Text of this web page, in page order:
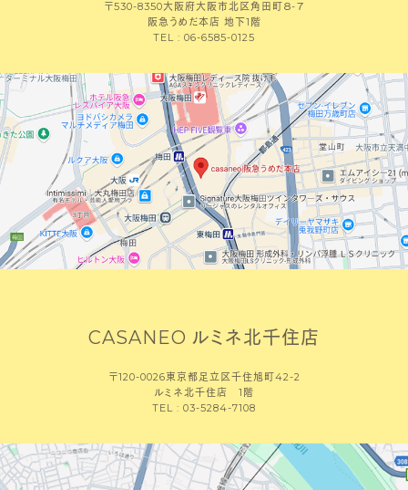
〒530-8350大阪府大阪市北区角田町８-７
阪急うめだ本店 地下1階
TEL : 06-6585-0125
CASANEO ルミネ北千住店
〒120-0026東京都足立区千住旭町42-2
ルミネ北千住店 1階
TEL : 03-5284-7108